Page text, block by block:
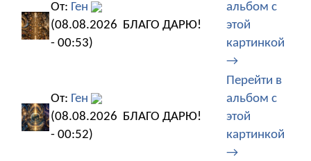
От: Ген
(08.08.2026
- 00:53)
БЛАГО ДАРЮ!
альбом с
этой
картинкой
→
От: Ген
(08.08.2026
- 00:52)
БЛАГО ДАРЮ!
Перейти в
альбом с
этой
картинкой
→